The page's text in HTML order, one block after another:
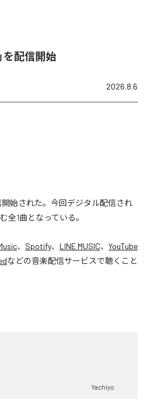
を配信開始
2026.8.6
開始された。今回デジタル配信され
全1曲となっている。
、 Spotify、 LINE MUSIC、 YouTube
などの音楽配信サービスで聴くこと
Yachiyo